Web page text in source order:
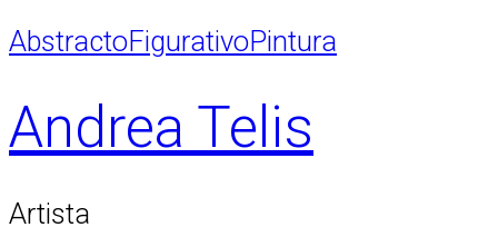
AbstractoFigurativoPintura
Andrea Telis
Artista